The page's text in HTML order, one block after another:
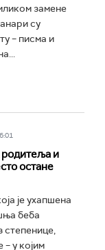
замене
су
– писма и
и
остане
је ухапшена
беба
степенице,
у којим